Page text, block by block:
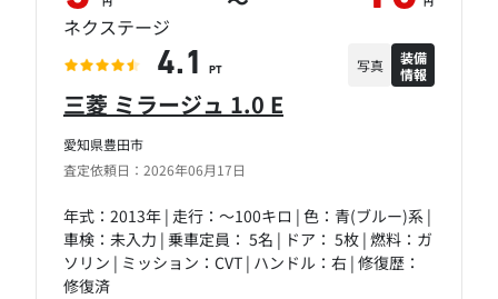
愛知県豊田市
査定依頼日：2026年06月17日
三菱 ミラージュ 1.0 E
年式：2013年 | 走行：～100キロ | 色：青(ブルー)系 |
車検：未入力 | 乗車定員： 5名 | ドア： 5枚 | 燃料：ガ
ソリン | ミッション：CVT | ハンドル：右 | 修復歴：
修復済
ネクステージ
4.1 PT 写真
装備
情報